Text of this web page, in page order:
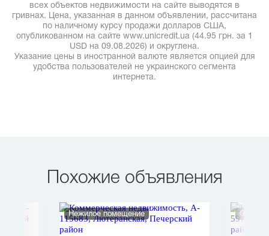
всех объектов недвижимости на сайте выводятся в
гривнах. Цена, указанная в данном объявлении, рассчитана
по наличному курсу продажи долларов США,
опубликованном на сайте www.unicredit.ua (44.95 грн. за 1
USD на 09.08.2026) и округлена.
Указание цены в иностранной валюте является опцией для
удобства пользователей не украинского сегмента
интернета.
Похожие объявления
Нежилое помещение